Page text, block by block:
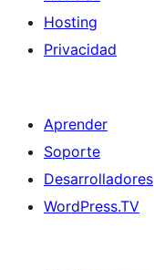
Hosting
Privacidad
Aprender
Soporte
Desarrolladores
WordPress.TV